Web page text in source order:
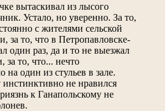
вытаскивал из лысого
Устало, но уверенно. За то,
с жителями сельской
за то, что в Петропавловске-
один раз, да и то не выезжал
за то, что... нечто
на один из стульев в зале.
не нравился
к Ганапольскому не